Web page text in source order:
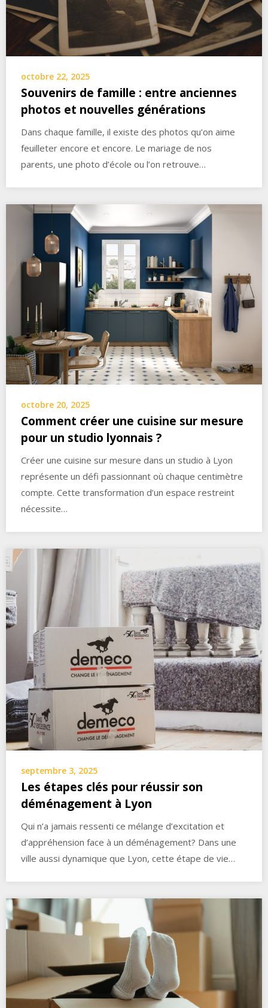
octobre 22, 2025
Souvenirs de famille : entre anciennes
photos et nouvelles générations
Dans chaque famille, il existe des photos qu’on aime
feuilleter encore et encore. Le mariage de nos
parents, une photo d’école ou l’on retrouve…
octobre 20, 2025
Comment créer une cuisine sur mesure
pour un studio lyonnais ?
Créer une cuisine sur mesure dans un studio à Lyon
représente un défi passionnant où chaque centimètre
compte. Cette transformation d’un espace restreint
nécessite…
septembre 3, 2025
Les étapes clés pour réussir son
déménagement à Lyon
Qui n’a jamais ressenti ce mélange d’excitation et
d’appréhension face à un déménagement? Dans une
ville aussi dynamique que Lyon, cette étape de vie…